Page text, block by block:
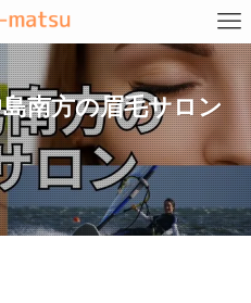
南方の眉毛サロン